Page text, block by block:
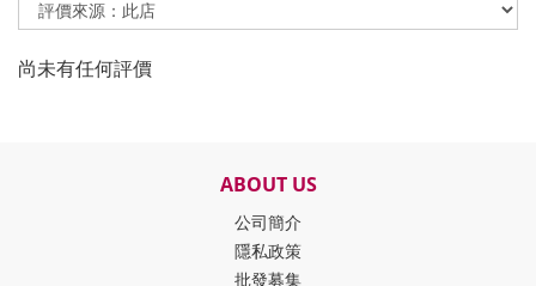
尚未有任何評價
ABOUT US
公司簡介
隱私政策
批發募集